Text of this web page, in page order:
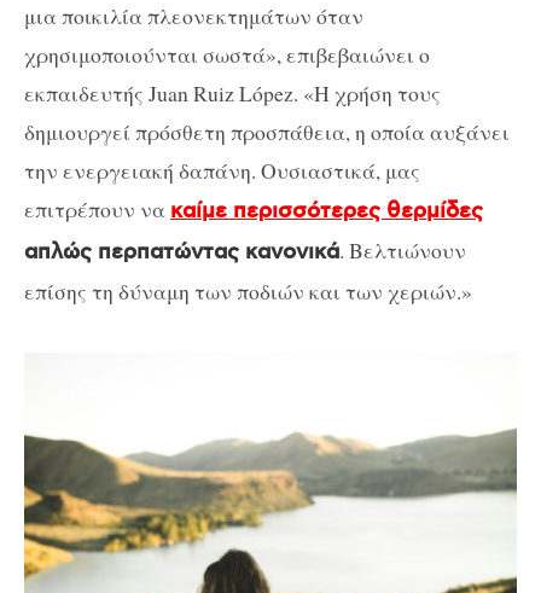
μια ποικιλία πλεονεκτημάτων όταν
χρησιμοποιούνται σωστά», επιβεβαιώνει ο
εκπαιδευτής Juan Ruiz López. «Η χρήση τους
δημιουργεί πρόσθετη προσπάθεια, η οποία αυξάνει
την ενεργειακή δαπάνη. Ουσιαστικά, μας
επιτρέπουν να καίμε περισσότερες θερμίδες
απλώς περπατώντας κανονικά. Βελτιώνουν
επίσης τη δύναμη των ποδιών και των χεριών.»